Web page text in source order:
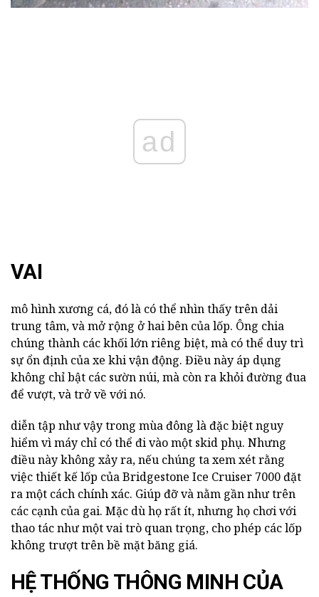
ad
VAI
mô hình xương cá, đó là có thể nhìn thấy trên dải
trung tâm, và mở rộng ở hai bên của lốp. Ông chia
chúng thành các khối lớn riêng biệt, mà có thể duy trì
sự ổn định của xe khi vận động. Điều này áp dụng
không chỉ bật các sườn núi, mà còn ra khỏi đường đua
để vượt, và trở về với nó.
diễn tập như vậy trong mùa đông là đặc biệt nguy
hiểm vì máy chỉ có thể đi vào một skid phụ. Nhưng
điều này không xảy ra, nếu chúng ta xem xét rằng
việc thiết kế lốp của Bridgestone Ice Cruiser 7000 đặt
ra một cách chính xác. Giúp đỡ và nằm gần như trên
các cạnh của gai. Mặc dù họ rất ít, nhưng họ chơi với
thao tác như một vai trò quan trọng, cho phép các lốp
không trượt trên bề mặt băng giá.
HỆ THỐNG THÔNG MINH CỦA